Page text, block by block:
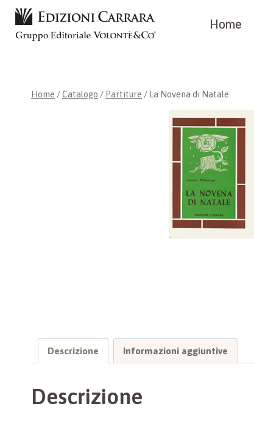
Salta
contenuto
Home
Home /Catalogo / Partiture / La Novena di Natale
Descrizione Informazioni aggiuntive
Descrizione